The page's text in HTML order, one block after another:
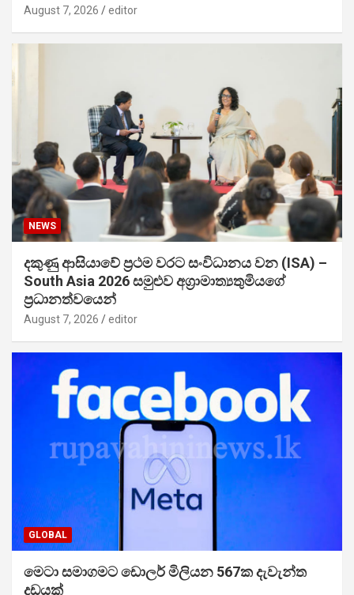
August 7, 2026 editor
NEWS
දකුණු ආසියාවේ ප්‍රථම වරට සංවිධානය වන (ISA) –
South Asia 2026 සමුළුව අග්‍රාමාත්‍යතුමියගේ
ප්‍රධානත්වයෙන්
August 7, 2026 editor
GLOBAL
මෙටා සමාගමට ඩොලර් මිලියන 567ක දැවැන්ත
දඩයක්